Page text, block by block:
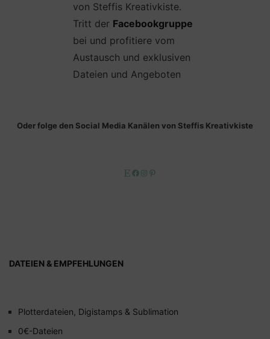
von Steffis Kreativkiste.
Tritt der Facebookgruppe
bei und profitiere vom
Austausch und exklusiven
Dateien und Angeboten
Oder folge den Social Media Kanälen von Steffis Kreativkiste
EtsyFacebook
Instagram
DATEIEN & EMPFEHLUNGEN
Plotterdateien, Digistamps & Sublimation
0€-Dateien